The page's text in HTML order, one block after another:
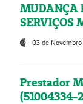
MUDANÇA
SERVIÇOS
03 de
Prestador
(51004334-